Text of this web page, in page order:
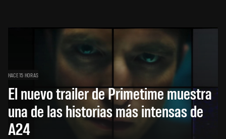
HACE 15 HORAS
El nuevo trailer de Primetime muestra
una de las historias más intensas de
A24